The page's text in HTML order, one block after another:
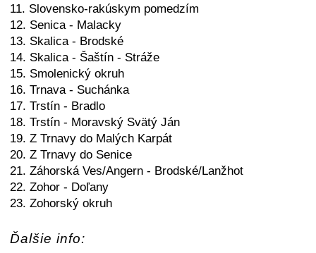
11. Slovensko-rakúskym pomedzím
12. Senica - Malacky
13. Skalica - Brodské
14. Skalica - Šaštín - Stráže
15. Smolenický okruh
16. Trnava - Suchánka
17. Trstín - Bradlo
18. Trstín - Moravský Svätý Ján
19. Z Trnavy do Malých Karpát
20. Z Trnavy do Senice
21. Záhorská Ves/Angern - Brodské/Lanžhot
22. Zohor - Doľany
23. Zohorský okruh
Ďalšie info: